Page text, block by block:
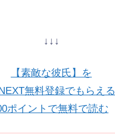
↓↓↓
【素敵な彼氏】を
無料登録でもらえる
ポイントで無料で読む